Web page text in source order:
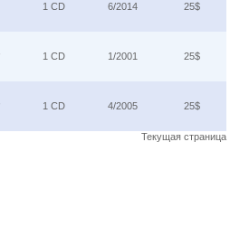
1 CD 6/2014 25$
1 CD 1/2001 25$
1 CD 4/2005 25$
Текущая страница